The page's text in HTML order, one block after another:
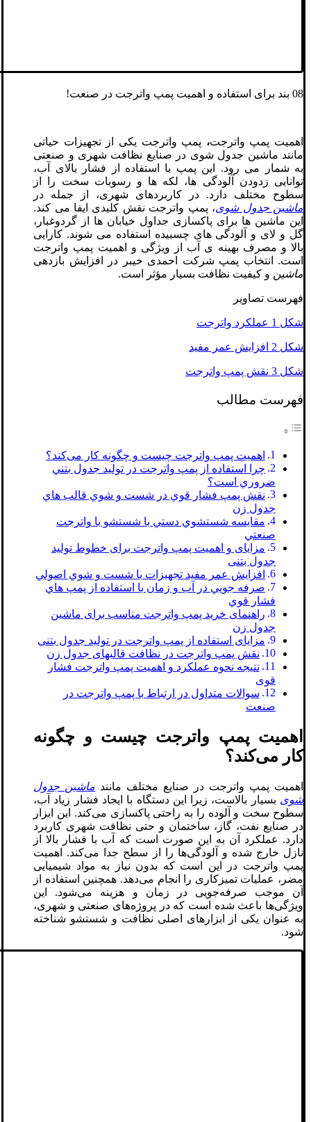
08 بند برای استفاده و اهمیت پمپ واترجت در صنعت!
اهمیت پمپ واترجت، پمپ واترجت یکی از تجهیزات حیاتی
مانند ماشین جدول شوی در صنایع نظافت شهری و صنعتی
به‌ شمار می‌ رود. این پمپ با استفاده از فشار بالای آب،
توانایی زدودن آلودگی‌ ها، لکه‌ ها و رسوبات سخت را از
سطوح مختلف دارد. در کاربردهای شهری، از جمله در
ماشین جدول شوی، پمپ واترجت نقش کلیدی ایفا می‌ کند.
این ماشین‌ ها برای پاکسازی جداول خیابان‌ ها از گردوغبار،
گل‌ و لای و آلودگی‌ های چسبیده استفاده می‌ شوند. کارایی
بالا و مصرف بهینه‌ ی آب از ویژگی‌ و اهمیت پمپ واترجت
است. انتخاب پمپ شرکت احمدی خیبر در افزایش بازدهی
ماشین و کیفیت نظافت بسیار مؤثر است.
فهرست تصاویر
شکل 1 عملکرد واترجت
شکل 2 افزايش عمر مفيد
شکل 3 نقش پمپ واترجت
فهرست مطالب
اهمیت پمپ واترجت چیست و چگونه کار می‌کند؟
چرا استفاده از پمپ واترجت در توليد جدول بتني
ضروري است؟
نقش پمپ فشار قوي در شست و شوي قالب هاي
جدول زن
مقايسه شستشوي دستي با شستشو با واترجت
صنعتي
مزایای و اهمیت پمپ واترجت برای خطوط تولید
جدول بتنی
افزايش عمر مفيد تجهيزات با شست و شوي اصولي
صرفه جويي در آب و زمان با استفاده از پمپ هاي
فشار قوي
راهنمای خرید پمپ واترجت مناسب برای ماشین
جدول زن
مزایای استفاده از پمپ واترجت در تولید جدول بتنی
نقش پمپ واترجت در نظافت قالبهای جدول زن
نتیجه نحوه عملکرد و اهمیت پمپ واترجت فشار
قوی
سوالات متداول در ارتباط با پمپ واترجت در
صنعت
اهمیت پمپ واترجت چیست و چگونه
کار می‌کند؟
اهمیت پمپ واترجت در صنایع مختلف مانند ماشین جدول
شوی بسیار بالاست، زیرا این دستگاه با ایجاد فشار زیاد آب،
سطوح سخت و آلوده را به راحتی پاکسازی می‌کند. این ابزار
در صنایع نفت، گاز، ساختمان و حتی نظافت شهری کاربرد
دارد. عملکرد آن به این صورت است که آب با فشار بالا از
نازل خارج شده و آلودگی‌ها را از سطح جدا می‌کند. اهمیت
پمپ واترجت در این است که بدون نیاز به مواد شیمیایی
مضر، عملیات تمیزکاری را انجام می‌دهد. همچنین استفاده از
آن موجب صرفه‌جویی در زمان و هزینه می‌شود. این
ویژگی‌ها باعث شده است که در پروژه‌های صنعتی و شهری،
به عنوان یکی از ابزارهای اصلی نظافت و شستشو شناخته
شود.